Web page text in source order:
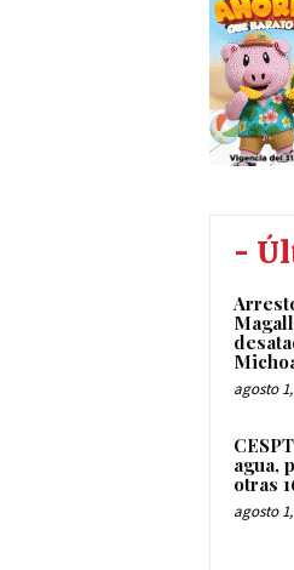
-
agosto
agua,
otras
agosto